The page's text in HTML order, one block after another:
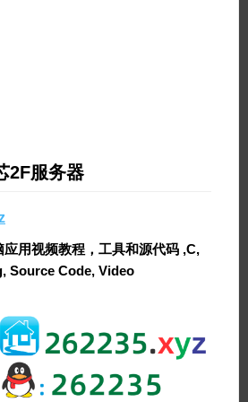
2F服务器
用视频教程，工具和源代码 ,C,
Source Code, Video